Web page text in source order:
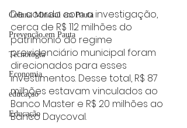
Coluna Minasul em Pauta
Prevenção em Pauta
Tecnologia
Economia
educaçao
Educação
De acordo com a investigação,
cerca de R$ 112 milhões do
patrimônio do regime
previdenciário municipal foram
direcionados para esses
investimentos. Desse total, R$ 87
milhões estavam vinculados ao
Banco Master e R$ 20 milhões ao
Banco Daycoval.